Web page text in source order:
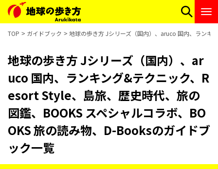
TOP ガイドブック 地球の歩き方 Jシリーズ（国内）、aruco 国内、ランキ
地球の歩き方 Jシリーズ（国内）、ar
uco 国内、ランキング&テクニック、R
esort Style、島旅、歴史時代、旅の
図鑑、BOOKS スペシャルコラボ、BO
OKS 旅の読み物、D-Booksのガイドブ
ック一覧